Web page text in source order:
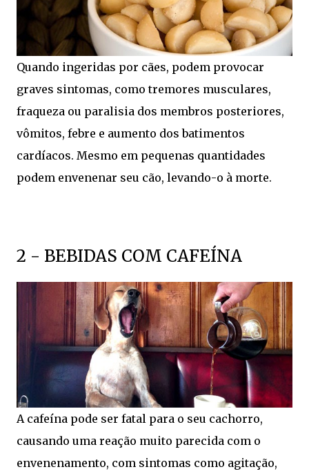
Quando ingeridas por cães, podem provocar
graves sintomas, como tremores musculares,
fraqueza ou paralisia dos membros posteriores,
vômitos, febre e aumento dos batimentos
cardíacos. Mesmo em pequenas quantidades
podem envenenar seu cão, levando-o à morte.
2 - BEBIDAS COM CAFEÍNA
A cafeína pode ser fatal para o seu cachorro,
causando uma reação muito parecida com o
envenenamento, com sintomas como agitação,